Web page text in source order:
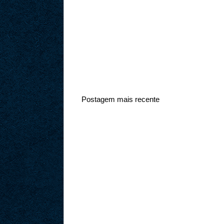
Postagem mais recente